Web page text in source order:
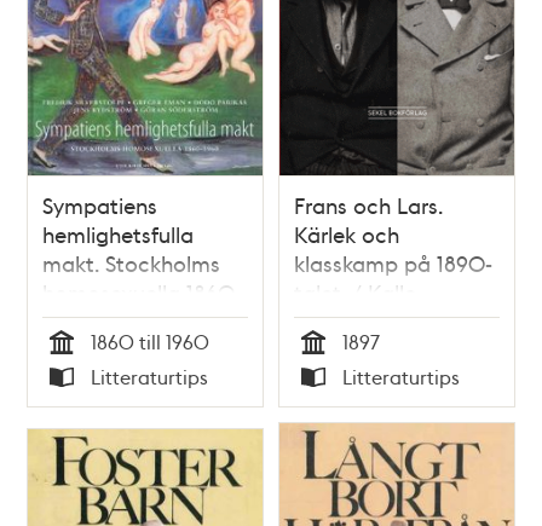
Sympatiens
hemlighetsfulla
makt. Stockholms
homosexuella 1860-
1960.
Tid
1860 till 1960
Typ
Litteraturtips
Frans och Lars.
Kärlek och
klasskamp på 1890-
talet. / Kalle
Holmqvist
Tid
1897
Typ
Litteraturtips